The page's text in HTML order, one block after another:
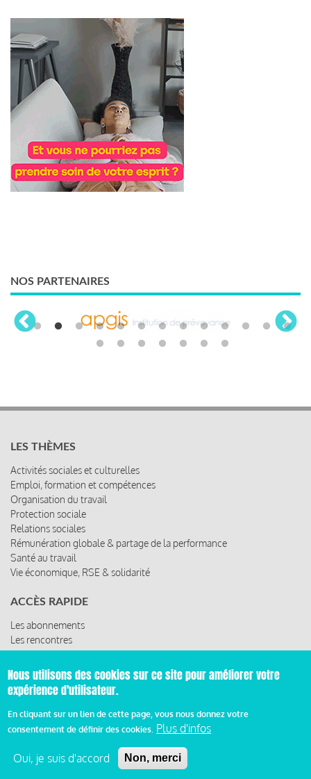
NOS PARTENAIRES
LES THÈMES
Activités sociales et culturelles
Emploi, formation et compétences
Organisation du travail
Protection sociale
Relations sociales
Rémunération globale & partage de la performance
Santé au travail
Vie économique, RSE & solidarité
ACCÈS RAPIDE
Les abonnements
Les rencontres
Les ressources
© 2019 Miroir Social - Réalisé parCafffeine
Pied
Mentions légales et condition générale d’utilisation et
d’abonnement
Nous utilisons des cookies sur ce site pour améliorer votre
expérience d'utilisateur.
En cliquant sur un lien de cette page, vous nous donnez votre
consentement de définir des cookies. Plus d'infos
Oui, je suis d'accord Non, merci